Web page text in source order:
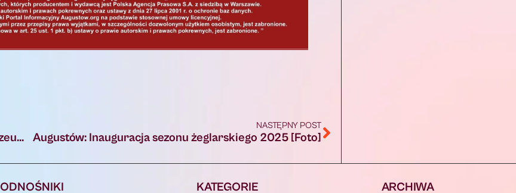
Augustów: Augustowska Noc Muzeów 2025 w Muzeum Kultury Bartniczej
NASTĘPNY POST
Augustów: Inauguracja sezonu żeglarskiego 2025 [Foto]
ODNOŚNIKI KATEGORIE ARCHIWA